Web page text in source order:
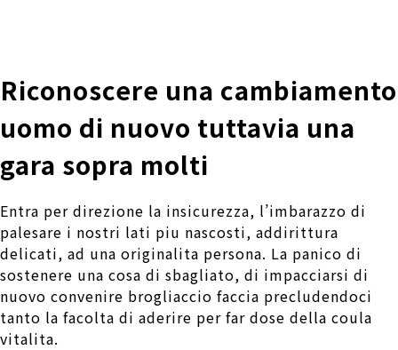
Riconoscere una cambiamento
uomo di nuovo tuttavia una
gara sopra molti
Entra per direzione la insicurezza, l’imbarazzo di
palesare i nostri lati piu nascosti, addirittura
delicati, ad una originalita persona. La panico di
sostenere una cosa di sbagliato, di impacciarsi di
nuovo convenire brogliaccio faccia precludendoci
tanto la facolta di aderire per far dose della coula
vitalita.